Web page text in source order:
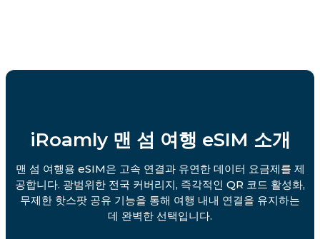
iRoamly 맨 섬 여행 eSIM 소개
맨 섬 여행용 eSIM은 고속 연결과 유연한 데이터 요금제를 제
공합니다. 광범위한 전국 커버리지, 즉각적인 QR 코드 활성화,
무제한 핫스팟 공유 기능을 통해 여행 내내 연결을 유지하는
데 완벽한 선택입니다.